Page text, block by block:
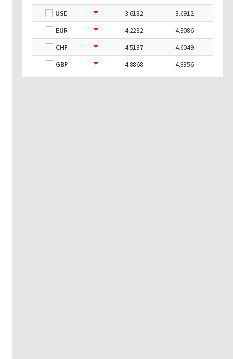
USD
3.6182
3.6912
EUR
4.2232
4.3086
CHF
4.5137
4.6049
GBP
4.8868 4.9856